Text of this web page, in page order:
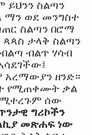
ይህንን ስልጣን
ማን ወደ መንግስተ
ስልጣን በሮማ
ታላቅ ስልጣን
ብልጥ ሃሳብ
አረማውያን ዘንድ።
የሚጠቀሙት ቃል
ሰው
ግሪኮችን
መጽሐፍ ነው